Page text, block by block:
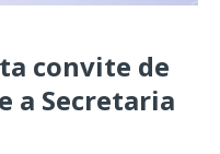
convite de
a Secretaria